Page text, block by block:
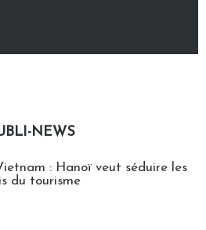
NEWS
: Hanoï veut séduire les
du tourisme